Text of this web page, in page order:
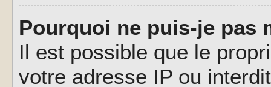
Pourquoi ne puis-je pas
Il est possible que le
votre adresse IP ou